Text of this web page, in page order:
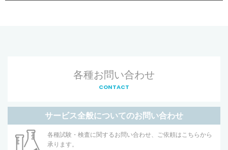
各種お問い合わせ
CONTACT
サービス全般についてのお問い合わせ
各種試験・検査に関するお問い合わせ、ご依頼はこちらから
承ります。